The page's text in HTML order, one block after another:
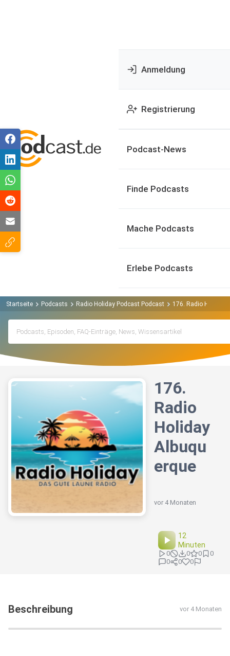
Anmeldung
Registrierung
Podcast-News
Finde Podcasts
Mache Podcasts
Erlebe Podcasts
Startseite Podcasts Radio Holiday Podcast Podcast 176. Radio Holiday
176.
Radio
Holiday
Albuqu
erque
vor 4 Monaten
12
Minuten
0 0 0
0
0
0 0
Beschreibung vor 4 Monaten